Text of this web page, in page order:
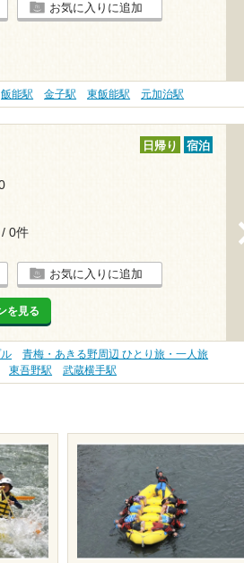
お気に入りに追加
飯能駅 金子駅 東飯能駅 元加治駅
日帰り 宿泊
/ 0件
お気に入りに追加
を見る
青梅・あきる野周辺 ひとり旅・一人旅
東吾野駅 武蔵横手駅